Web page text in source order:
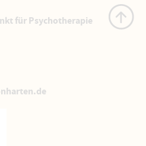
für Psychotherapie